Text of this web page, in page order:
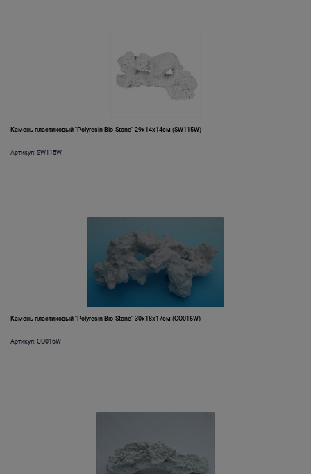
Камень пластиковый "Polyresin Bio-Stone" 29х14х14см (SW115W)
Артикул: SW115W
Камень пластиковый "Polyresin Bio-Stone" 30х18х17см (CO016W)
Артикул: CO016W